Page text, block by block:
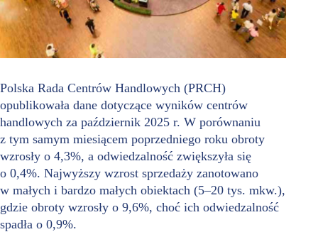
Polska Rada Centrów Handlowych (PRCH)
opublikowała dane dotyczące wyników centrów
handlowych za październik 2025 r. W porównaniu
z tym samym miesiącem poprzedniego roku obroty
wzrosły o 4,3%, a odwiedzalność zwiększyła się
o 0,4%. Najwyższy wzrost sprzedaży zanotowano
w małych i bardzo małych obiektach (5–20 tys. mkw.),
gdzie obroty wzrosły o 9,6%, choć ich odwiedzalność
spadła o 0,9%.